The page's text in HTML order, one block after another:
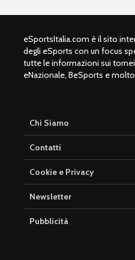
eSportsItalia.com è il sito
degli eSports con un focus
tutte le informazioni sui tornei
eNazionale, BeSports e
Chi Siamo
Contatti
Cookie e Privacy
Newsletter
Pubblicità